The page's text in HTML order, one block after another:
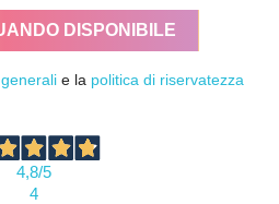
DISPONIBILE
e la politica di riservatezza
4,8/5
4